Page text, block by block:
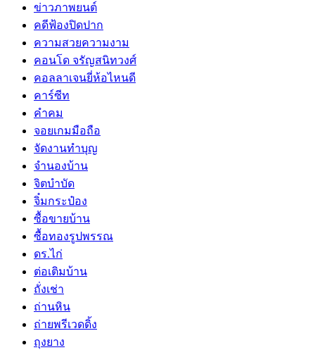
ข่าวภาพยนต์
คดีฟ้องปิดปาก
ความสวยความงาม
คอนโด จรัญสนิทวงศ์
คอลลาเจนยี่ห้อไหนดี
คาร์ซีท
คำคม
จอยเกมมือถือ
จัดงานทำบุญ
จำนองบ้าน
จิตบำบัด
จิ๋มกระป๋อง
ซื้อขายบ้าน
ซื้อทองรูปพรรณ
ดร.ไก่
ต่อเติมบ้าน
ถั่งเช่า
ถ่านหิน
ถ่ายพรีเวดดิ้ง
ถุงยาง